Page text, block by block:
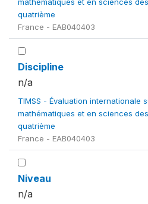
quatrième
France - EAB040403
Discipline
n/a
TIMSS - Évaluation internationale
mathématiques et en sciences
quatrième
France - EAB040403
Niveau
n/a